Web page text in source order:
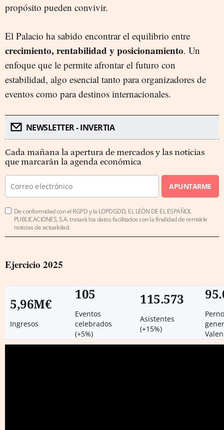
propósito pueden convivir.
El Palacio ha sabido encontrar el equilibrio entre
crecimiento, rentabilidad y posicionamiento. Un
enfoque que le permite afrontar el futuro con
estabilidad, algo esencial tanto para organizadores de
eventos como para destinos internacionales.
NEWSLETTER - INVERTIA
Cada mañana la apertura de mercados y las noticias
que marcarán la agenda económica
APUNTARME
De conformidad con el RGPD y la LOPDGDD, EL LEÓN DE EL ESPAÑOL
PUBLICACIONES, S.A. tratará los datos facilitados con la finalidad de remitirle
noticias de actualidad.
Ejercicio 2025
5,96M€
Ingresos
105
Eventos
celebrados
(+5%)
115.573
Asistentes
(+15%)